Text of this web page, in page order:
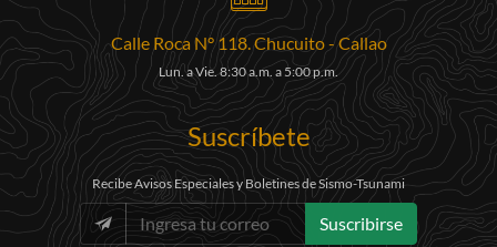
Calle Roca N° 118. Chucuito - Callao
Lun. a Vie. 8:30 a.m. a 5:00 p.m.
Suscríbete
Recibe Avisos Especiales y Boletines de Sismo-Tsunami
Suscribirse